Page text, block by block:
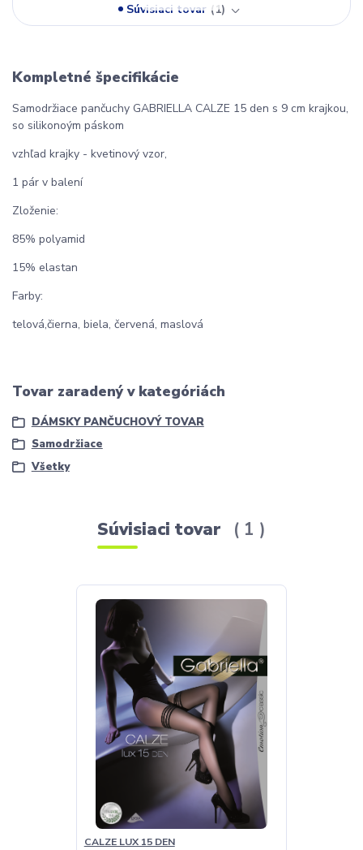
Súvisiaci tovar
1
Kompletné špecifikácie
Samodržiace pančuchy GABRIELLA CALZE 15 den s 9 cm krajkou,
so silikonoým páskom
vzhľad krajky - kvetinový vzor,
1 pár v balení
Zloženie:
85% polyamid
15% elastan
Farby:
telová,čierna, biela, červená, maslová
Tovar zaradený v kategóriách
DÁMSKY PANČUCHOVÝ TOVAR
Samodržiace
Všetky
Súvisiaci tovar 1
CALZE LUX 15 DEN